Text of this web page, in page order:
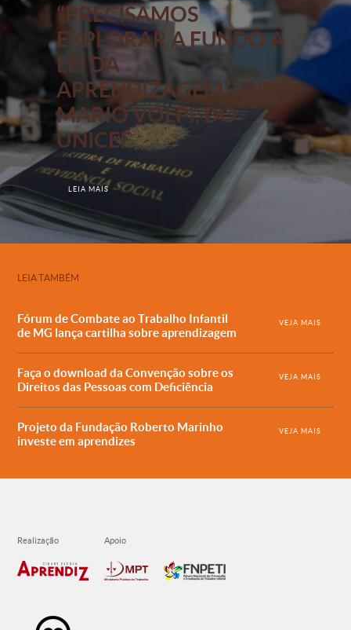
“PRECISAMOS
EXPLORAR A FUNDO A
LEI DA
APRENDIZAGEM”, DIZ
MARIO VOLPI, DO
UNICEF
LEIA MAIS
LEIA TAMBÉM
Fórum de Combate ao Trabalho Infantil
de MG lança cartilha sobre aprendizagem
VEJA MAIS
Faça o download da Convenção sobre os
Direitos das Pessoas com Deficiência
VEJA MAIS
Projeto da Fundação Roberto Marinho
investe em aprendizes
VEJA MAIS